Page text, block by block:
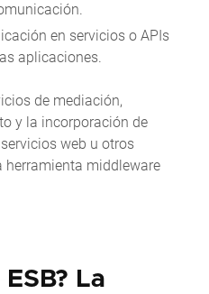
en servicios o APIs
aplicaciones.
de mediación,
y la incorporación de
web u otros
middleware
La